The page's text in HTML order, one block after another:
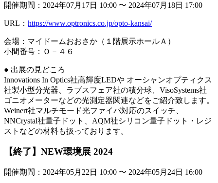
開催期間：2024年07月17日 10:00 〜 2024年07月18日 17:00
URL： https://www.optronics.co.jp/opto-kansai/
会場：マイドームおおさか（１階展示ホールＡ）
小間番号：Ｏ－４６
● 出展の見どころ
Innovations In Optics社高輝度LEDや オーシャンオプティクス
社製小型分光器、ラブスフェア社の積分球、VisoSystems社
ゴニオメーターなどの光測定器関連などをご紹介致します。
Weinert社マルチモード光ファイバ対応のスイッチ、
NNCrystal社量子ドット、AQM社シリコン量子ドット・レジ
ストなどの材料も扱っております。
【終了】NEW環境展 2024
開催期間：2024年05月22日 10:00 〜 2024年05月24日 16:00